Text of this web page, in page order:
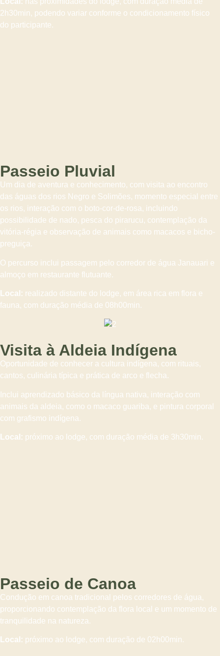
2h30min, podendo variar conforme o condicionamento físico
do participante.
Passeio Pluvial
Um dia de aventura e conhecimento, com visita ao encontro
das águas dos rios Negro e Solimões, momento especial entre
os rios, interação com o boto-cor-de-rosa, incluindo
possibilidade de nado, pesca do pirarucu, contemplação da
vitória-régia e observação de animais como macacos e bicho-
preguiça.
O percurso inclui passagem pelo corredor de água Janauari e
almoço em restaurante flutuante.
Local: realizado distante do lodge, em área rica em flora e
fauna, com duração média de 08h00min.
Visita à Aldeia Indígena
Oportunidade de conhecer a cultura indígena, com rituais,
cantos, culinária típica e prática de arco e flecha.
Inclui aprendizado básico da língua nativa, interação com
animais da aldeia, como o macaco guariba, e pintura corporal
com grafismo indígena.
Local: próximo ao lodge, com duração média de 3h30min.
Passeio de Canoa
Condução em canoa tradicional pelos corredores de água,
proporcionando contemplação da flora local e um momento de
tranquilidade na natureza.
Local: próximo ao lodge, com duração de 02h00min.